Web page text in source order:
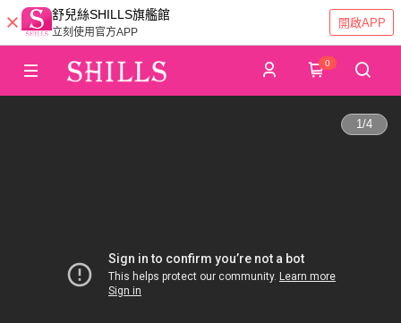
舒兒絲SHILLS旗艦館
立刻使用官方APP
開啟APP
0
1/4